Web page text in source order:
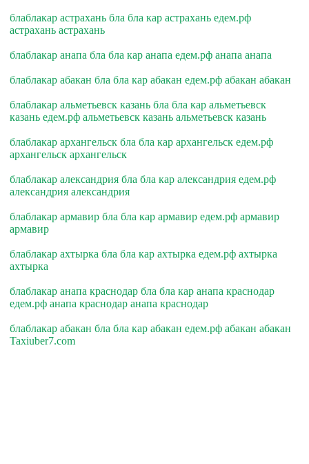
блаблакар астрахань бла бла кар астрахань едем.рф
астрахань астрахань
блаблакар анапа бла бла кар анапа едем.рф анапа анапа
блаблакар абакан бла бла кар абакан едем.рф абакан абакан
блаблакар альметьевск казань бла бла кар альметьевск
казань едем.рф альметьевск казань альметьевск казань
блаблакар архангельск бла бла кар архангельск едем.рф
архангельск архангельск
блаблакар александрия бла бла кар александрия едем.рф
александрия александрия
блаблакар армавир бла бла кар армавир едем.рф армавир
армавир
блаблакар ахтырка бла бла кар ахтырка едем.рф ахтырка
ахтырка
блаблакар анапа краснодар бла бла кар анапа краснодар
едем.рф анапа краснодар анапа краснодар
блаблакар абакан бла бла кар абакан едем.рф абакан абакан
Taxiuber7.com